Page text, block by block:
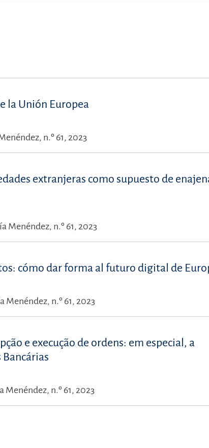
la Unión Europea
n.º 61, 2023
extranjeras como supuesto de
Menéndez, n.º 61, 2023
cómo dar forma al futuro digital de
n.º 61, 2023
e execução de ordens: em especial, a
n.º 61, 2023